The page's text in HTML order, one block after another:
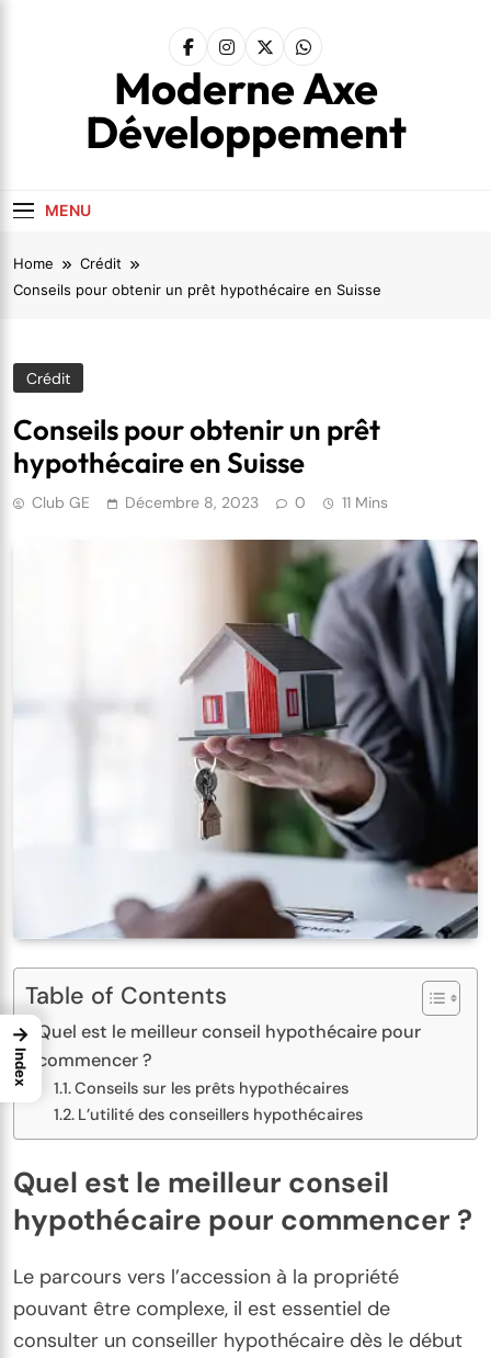
Moderne Axe
Développement
MENU
Home
Crédit
Conseils pour obtenir un prêt hypothécaire en Suisse
Crédit
Conseils pour obtenir un prêt
hypothécaire en Suisse
Club GE Décembre 8, 2023 0 11 Mins
Table of Contents
Quel est le meilleur conseil hypothécaire pour
commencer ?
Conseils sur les prêts hypothécaires
L’utilité des conseillers hypothécaires
Quel est le meilleur conseil
hypothécaire pour commencer ?
Le parcours vers l’accession à la propriété
pouvant être complexe, il est essentiel de
consulter un conseiller hypothécaire dès le début
→
Index